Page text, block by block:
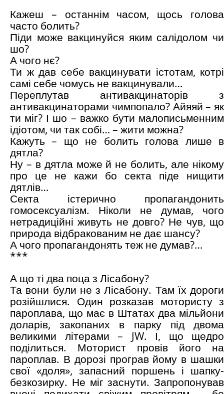
Кажеш – останнім часом, щось голова
часто болить?
Піди може вакцинуйся яким салідолом чи
шо?
А чого нє?
Ти ж дав себе вакцинувати істотам, котрі
самі себе чомусь не вакцинували…
Переплутав антивакцинаторів з
антивакцинаторами чимпопало? Айяяй – як
ти міг? І шо – важко бути малописьменним
ідіотом, чи так собі… – жити можна?
Кажуть – що не болить голова лише в
дятла?
Ну – в дятла може й не болить, але нікому
про це не кажи бо секта піде нищити
дятлів…
Секта істерично пропагандонить
гомосексуалізм. Ніколи не думав, чого
нетрадиційні живуть не довго? Не чув, що
природа відбракованим не дає шансу?
А чого пропагандонять теж не думав?…
***
А що ті два поца з Лісабону?
Та вони були не з Лісабону. Там їх дороги
розійшлися. Один розказав мотористу з
пароплава, що має в Штатах два мільйони
доларів, закопаних в парку під двома
великими літерами – JW. І, що щедро
поділиться. Моторист провів його на
пароплав. В дорозі програв йому в шашки
свої «доля», запасний поршень і шапку-
безкозирку. Не міг заснути. Запропонував